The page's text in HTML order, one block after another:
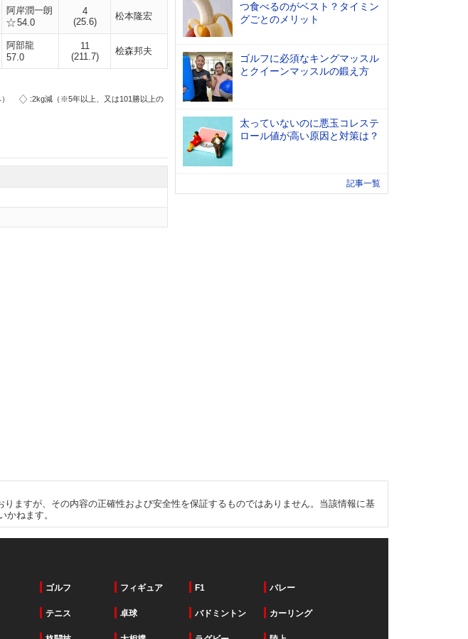
阿岸潤一朗
54.0
4
(25.6)
松本隆宏
阿部龍
57.0
11
(211.7)
桧森邦夫
）
:2kg減（※5年以上、又は101勝以上の
つ食べるのがベスト？タイミン
グごとのメリット
ゴルフに必須なキングマッスル
とクイーンマッスルの鍛え方
太っていないのに悪玉コレステ
ロール値が高い原因と対策は？
記事一覧
ますが、その内容の正確性および安全性を保証するものではありません。当該情報に基
ねます。
ゴルフ フィギュア F1 バレー
テニス 卓球 バドミントン カーリング